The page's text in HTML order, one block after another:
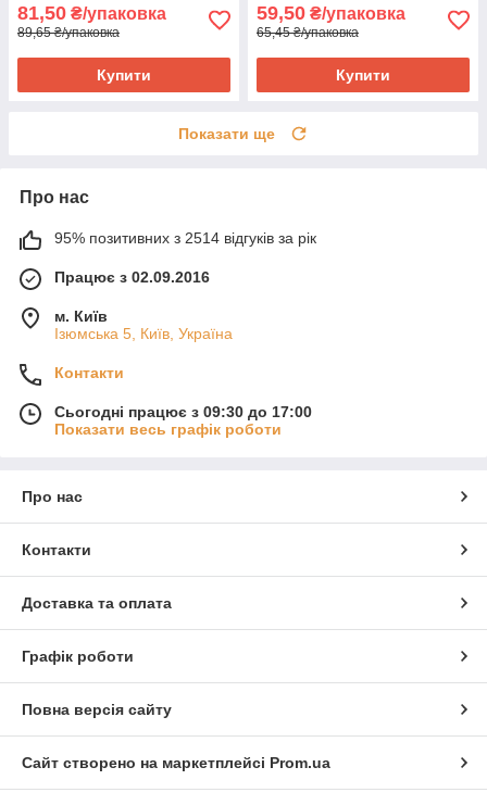
81,50 ₴/упаковка
89,65 ₴/упаковка
Купити
59,50 ₴/упаковка
65,45 ₴/упаковка
Купити
Показати ще
Про нас
95% позитивних з 2514 відгуків за рік
Працює з 02.09.2016
м. Київ
Ізюмська 5, Київ, Україна
Контакти
Сьогодні працює з 09:30 до 17:00
Показати весь графік роботи
Про нас
Контакти
Доставка та оплата
Графік роботи
Повна версія сайту
Сайт створено на маркетплейсі Prom.ua